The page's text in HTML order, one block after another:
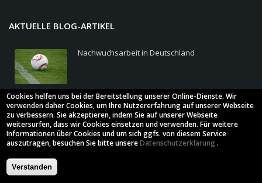
AKTUELLE BLOG-ARTIKEL
Nachwuchsarbeit in Deutschland
Der MEGA-HAMMER-COUP
Cookies helfen uns bei der Bereitstellung unserer Online-Dienste. Wir
verwenden daher Cookies, um Ihre Nutzererfahrung auf unserer Webseite
zu verbessern. Sie akzeptieren, indem Sie auf unserer Webseite
weitersurfen, dass wir Cookies einsetzen und verwenden. Für weitere
Informationen über Cookies und um sich ggfs. von diesem Service
auszutragen, besuchen Sie bitte unsereDatenschutzerklärung .
Verstanden